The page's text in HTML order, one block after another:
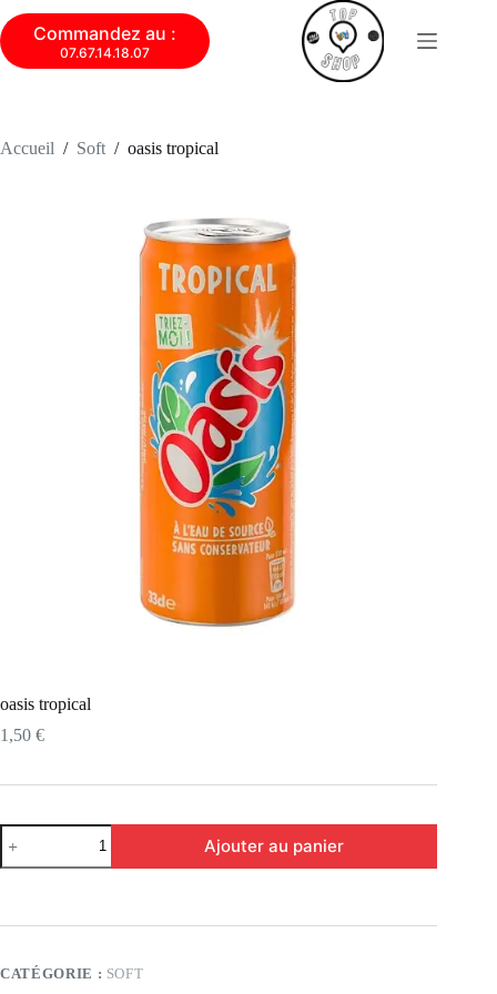
Commandez au :
07.67.14.18.07
Accueil / Soft / oasis tropical
oasis tropical
1,50 €
Ajouter au panier
CATÉGORIE : SOFT